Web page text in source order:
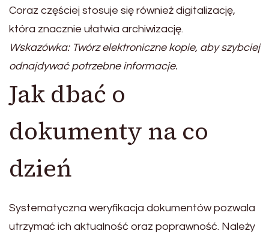
Coraz częściej stosuje się również digitalizację,
która znacznie ułatwia archiwizację.
Wskazówka: Twórz elektroniczne kopie, aby szybciej
odnajdywać potrzebne informacje.
Jak dbać o
dokumenty na co
dzień
Systematyczna weryfikacja dokumentów pozwala
utrzymać ich aktualność oraz poprawność. Należy